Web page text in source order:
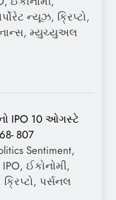
ન્યૂઝ, ક્રિપ્ટો,
મ્યુચ્યુઅલ
IPO 10 ઓગસ્ટે
807
Sentiment,
ઈકોનોમી,
ક્રિપ્ટો, પર્સનલ